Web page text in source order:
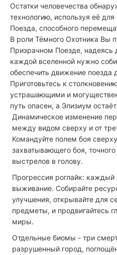
Остатки человечества
технологию, используя её
Поезда, способного
В роли Тёмного Охотника Вы
Призрачном Поезде, надеясь
каждой вселенной нужно
обеспечить движение
Приготовьтесь к
устрашающими и
путь опасен, а Элизиум
Динамическое изменение
между видом сверху и от
Командуйте полем боя
захватывающего боя,
выстрелов в голову.
Прогрессия роглайк: каждый
выживание. Собирайте
улучшения, открывайте для
предметы, и продвигайтесь
миры.
Отдельные биомы - три
разрушенный город,